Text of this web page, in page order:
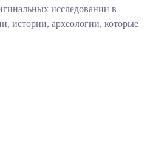
исследовании в
истории, археологии, которые